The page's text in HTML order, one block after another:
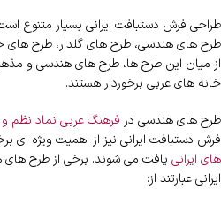
طراحی فرش دستبافت ایرانی بسیار متنوع
طرح های هندسی، طرح های گلدار، طرح
از میان این طرح ها، طرح های هندسی و
خانه های عربی برخوردار هستند.
طرح های هندسی در فرهنگ عربی نماد نظم
فرش دستبافت ایرانی نیز از اهمیت ویژه ای
های ایرانی یافت می شوند. برخی از طرح
ایرانی عبارتند از: